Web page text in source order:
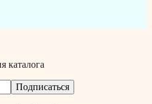
каталога
Подписаться